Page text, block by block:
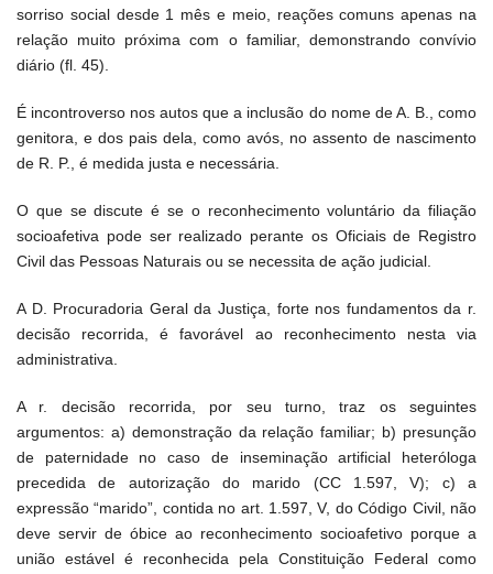
sorriso social desde 1 mês e meio, reações comuns apenas na
relação muito próxima com o familiar, demonstrando convívio
diário (fl. 45).
É incontroverso nos autos que a inclusão do nome de A. B., como
genitora, e dos pais dela, como avós, no assento de nascimento
de R. P., é medida justa e necessária.
O que se discute é se o reconhecimento voluntário da filiação
socioafetiva pode ser realizado perante os Oficiais de Registro
Civil das Pessoas Naturais ou se necessita de ação judicial.
A D. Procuradoria Geral da Justiça, forte nos fundamentos da r.
decisão recorrida, é favorável ao reconhecimento nesta via
administrativa.
A r. decisão recorrida, por seu turno, traz os seguintes
argumentos: a) demonstração da relação familiar; b) presunção
de paternidade no caso de inseminação artificial heteróloga
precedida de autorização do marido (CC 1.597, V); c) a
expressão “marido”, contida no art. 1.597, V, do Código Civil, não
deve servir de óbice ao reconhecimento socioafetivo porque a
união estável é reconhecida pela Constituição Federal como